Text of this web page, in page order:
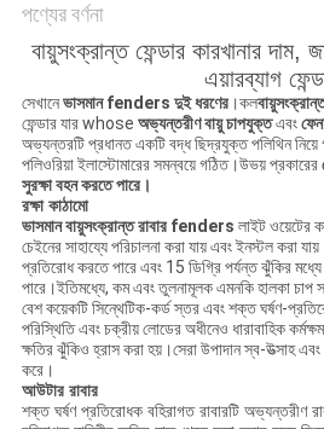
পণ্যের বর্ণনা
বায়ুসংক্রান্ত ফেন্ডার কারখানার দাম,
এয়ারব্যাগ
সেখানেভাসমান fenders দুই ধরণের।কল
ফেন্ডার যার whose অভ্যন্তরীণ বায়ু চাপযুক্তএবং
অভ্যন্তরটি প্রধানত একটি বদ্ধ ছিদ্রযুক্ত পলিথিন নিয়ে
পলিওরিয়া ইলাস্টোমারের সমন্বয়ে গঠিত।উভয় প্রকারের
সুরক্ষা বহন করতে পারে।
রক্ষা কাঠামো
ভাসমান বায়ুসংক্রান্ত রাবার fenders লাইট ওয়েটের
চেইনের সাহায্যে পরিচালনা করা যায় এবং ইনস্টল করা
প্রতিরোধ করতে পারে এবং 15 ডিগ্রি পর্যন্ত ঝুঁকির
পারে।ইতিমধ্যে, কম এবং তুলনামূলক এমনকি হালকা চাপ
বেশ কয়েকটি সিন্থেটিক-কর্ড স্তর এবং শক্ত ঘর্ষণ-
পরিস্থিতি এবং চক্রীয় লোডের অধীনেও ধারাবাহিক
ক্ষতির ঝুঁকিও হ্রাস করা হয়।সেরা উপাদান স্ব-উত্সাহ এবং
করে।
আউটার রাবার
শক্ত ঘর্ষণ প্রতিরোধক বহিরাগত রাবারটি অভ্যন্তরীণ